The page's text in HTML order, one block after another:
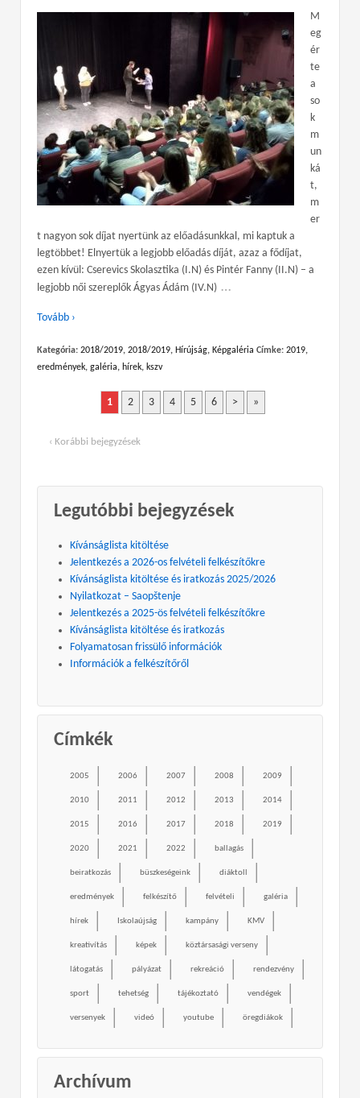
M
eg
ér
te
a
so
k
m
un
ká
t,
m
er
t nagyon sok díjat nyertünk az előadásunkkal, mi kaptuk a
legtöbbet! Elnyertük a legjobb előadás díját, azaz a fődíjat,
ezen kívül: Cserevics Skolasztika (I.N) és Pintér Fanny (II.N) – a
legjobb női szereplők Ágyas Ádám (IV.N) …
Tovább ›
Kategória: 2018/2019, 2018/2019, Hírújság, Képgaléria Címke: 2019,
eredmények, galéria, hírek, kszv
1 2 3 4 5 6 > »
‹ Korábbi bejegyzések
Legutóbbi bejegyzések
Kívánságlista kitöltése
Jelentkezés a 2026-os felvételi felkészítőkre
Kívánságlista kitöltése és iratkozás 2025/2026
Nyilatkozat – Saopštenje
Jelentkezés a 2025-ös felvételi felkészítőkre
Kívánságlista kitöltése és iratkozás
Folyamatosan frissülő információk
Információk a felkészítőről
Címkék
2005 2006 2007 2008 2009
2010 2011 2012 2013 2014
2015 2016 2017 2018 2019
2020 2021 2022 ballagás
beiratkozás büszkeségeink diáktoll
eredmények felkészítő felvételi galéria
hírek Iskolaújság kampány KMV
kreativítás képek köztársasági verseny
látogatás pályázat rekreáció rendezvény
sport tehetség tájékoztató vendégek
versenyek videó youtube öregdiákok
Archívum